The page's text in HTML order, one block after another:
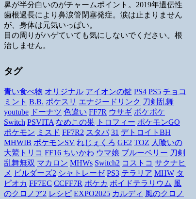
鼻が半分白いのがチャームポイント。2019年遺伝性
歯根過長により鼻涙管閉塞発症。涙は止まりません
が、身体は元気いっぱい。
目の周りがハゲていても気にしないでください。根
治しません。
タグ
青い食べ物 オリジナル アイオンの鍵 PS4 PS5 チョコ
ミント B.B. ポケスリ エナジードリンク 刀剣乱舞
youtube ドーナツ 色違い FF7R ウサギ ポケポケ
Switch PSVITA なめこの巣 トロフィー ポケモンGO
ポケモン ミスド FF7R2 スタバ 31 デトロイトBH
MHWIB ポケモンSV れじぇくろ GE2 TOZ 人喰いの
大鷲トリコ FF16 ちいかわ ウマ娘 ブルーベリー 刀剣
乱舞無双 マカロン MHWs Switch2 コストコ サクナヒ
メ ビルダーズ2 シャトレーゼ PS3 テラリア MHW タ
ピオカ FF7EC CCFF7R ポケカ ボイドテラリウム 風
のクロノア2 レシピ EXPO2025 カルディ 風のクロノ